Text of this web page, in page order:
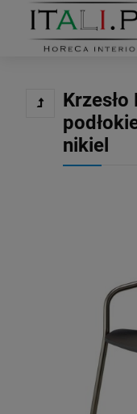
nikiel